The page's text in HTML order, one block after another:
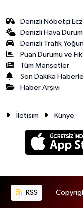
Denizli Nöbetçi
Denizli Hava
Denizli Trafik
Puan Durumu ve
Tüm Manşetler
Son Dakika
Haber Arşivi
İletisim Künye
RSS